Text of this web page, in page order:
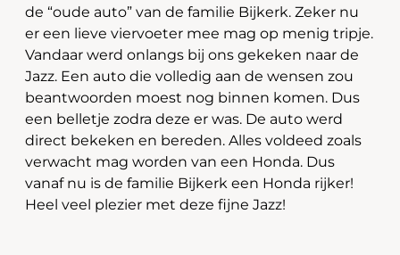
de “oude auto” van de familie Bijkerk. Zeker nu
er een lieve viervoeter mee mag op menig tripje.
Vandaar werd onlangs bij ons gekeken naar de
Jazz. Een auto die volledig aan de wensen zou
beantwoorden moest nog binnen komen. Dus
een belletje zodra deze er was. De auto werd
direct bekeken en bereden. Alles voldeed zoals
verwacht mag worden van een Honda. Dus
vanaf nu is de familie Bijkerk een Honda rijker!
Heel veel plezier met deze fijne Jazz!